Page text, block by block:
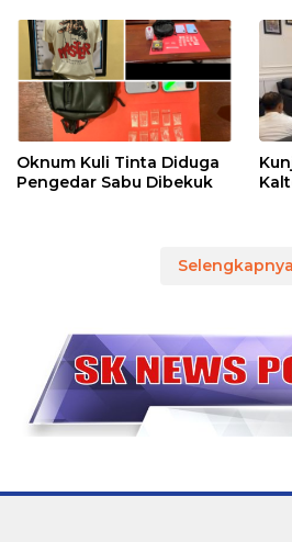
Oknum Kuli Tinta Diduga
Pengedar Sabu Dibekuk
Selengkapnya